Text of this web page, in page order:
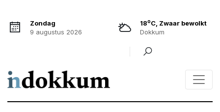
Zondag
9 augustus 2026
18oC, Zwaar bewolkt
Dokkum